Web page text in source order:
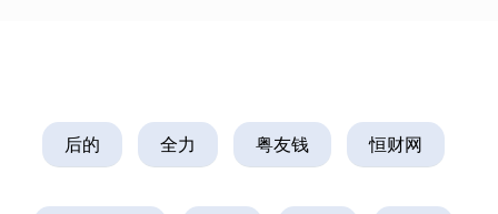
后的 全力 粤友钱 恒财网